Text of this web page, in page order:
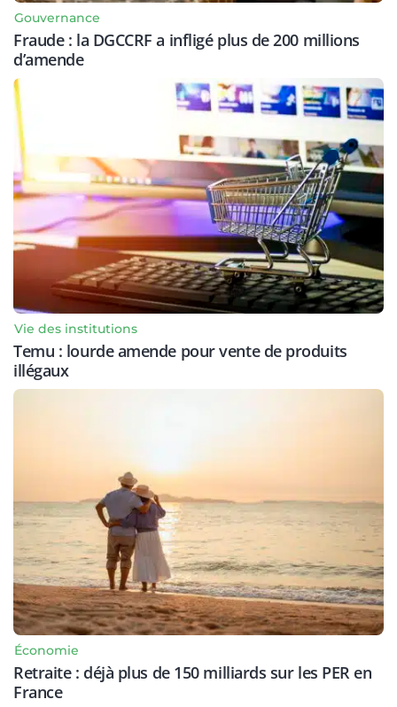
Gouvernance
Fraude : la DGCCRF a infligé plus de 200 millions
d’amende
Vie des institutions
Temu : lourde amende pour vente de produits
illégaux
Économie
Retraite : déjà plus de 150 milliards sur les PER en
France